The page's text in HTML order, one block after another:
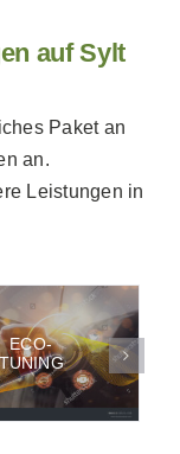
auf Sylt
Paket an
an.
Leistungen in
ECO-